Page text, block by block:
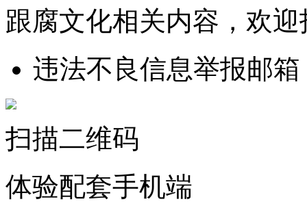
跟腐文化相关内容，欢迎
违法不良信息举报邮箱
扫描二维码
体验配套手机端